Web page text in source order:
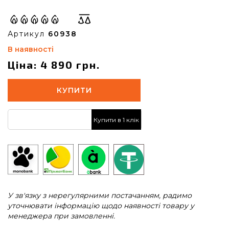
Артикул 60938
В наявності
Ціна: 4 890 грн.
КУПИТИ
Купити в 1 клік
У зв'язку з нерегулярними постачанням, радимо
уточнювати інформацію щодо наявності товару у
менеджера при замовленні.